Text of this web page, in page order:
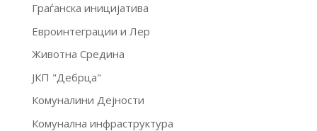
Граѓанска иницијатива
Евроинтеграции и Лер
Животна Средина
ЈКП "Дебрца"
Комуналини Дејности
Комунална инфраструктура